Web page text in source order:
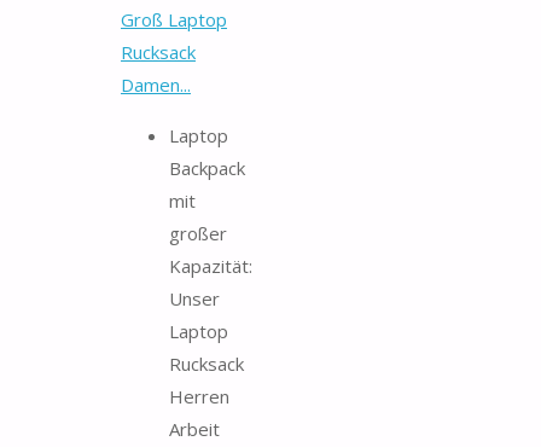
Groß Laptop
Rucksack
Damen...
Laptop
Backpack
mit
großer
Kapazität:
Unser
Laptop
Rucksack
Herren
Arbeit